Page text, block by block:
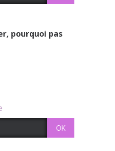
pourquoi pas